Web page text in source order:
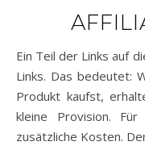
Ein Teil der Links auf dieser Seite sind sogenannte Affiliate-
Links. Das bedeutet:
Produkt kaufst,
kleine Provision.
zusätzliche Kosten.